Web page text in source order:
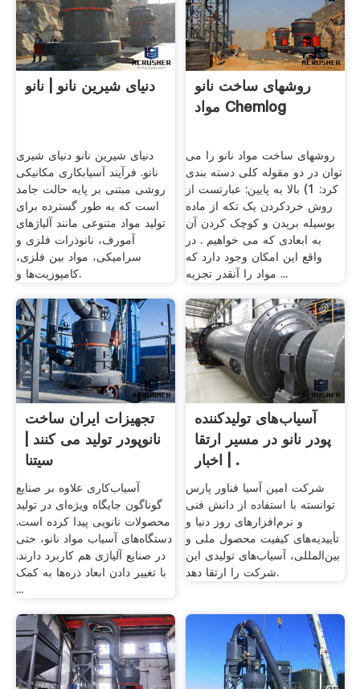
دنیای شیرین نانو | نانو
دنیای شیرین نانو دنیای شیری
نانو. فرآیند آسیاب­کاری مکانیکی
روشی مبتنی بر پایه حالت جامد
است که به طور گسترده برای
تولید مواد متنوعی مانند آلیاژهای
آمورف، نانوذرات فلزی و
سرامیکی، مواد بین فلزی،
کامپوزیت­‌ها و.
روشهای ساخت نانو
مواد Chemlog
روشهای ساخت مواد نانو را می
توان در دو مقوله کلی دسته بندی
کرد: 1) بالا به پایین: عبارتست از
روش خردکردن یک تکه از ماده
بوسیله بریدن و کوچک کردن آن
به ابعادی که می خواهیم . در
واقع این امکان وجود دارد که
مواد را آنقدر تجزیه ...
تجهیزات ایران ساخت
نانوپودر تولید می کنند |
سیتنا
آسیاب‌کاری علاوه بر صنایع
گوناگون جایگاه ویژه‌ای در تولید
محصولات نانویی پیدا کرده است.
دستگاه‌های آسیاب‌ مواد نانو، حتی
در صنایع آلیاژی هم کاربرد دارند.
با تغییر دادن ابعاد ذره‌ها به کمک
...
آسیاب‌های تولیدکننده
پودر نانو در مسیر ارتقا
| اخبار .
شرکت امین آسیا فناور پارس
توانسته با استفاده از دانش فنی
و نرم‌افزارهای روز دنیا و
تأییدیه‌های کیفیت محصول ملی و
بین‌المللی، آسیاب‌های تولیدی این
شرکت را ارتقا دهد.